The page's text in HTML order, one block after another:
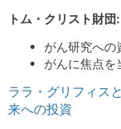
トム・クリスト財団:
がん研究への
がんに焦点を
ララ・グリフィス
来への投資